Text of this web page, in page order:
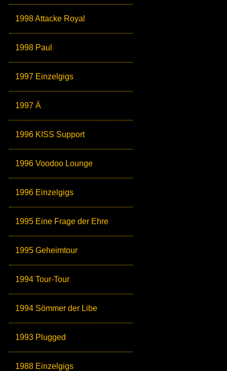
1998 Attacke Royal
1998 Paul
1997 Einzelgigs
1997 Ä
1996 KISS Support
1996 Voodoo Lounge
1996 Einzelgigs
1995 Eine Frage der Ehre
1995 Geheimtour
1994 Tour-Tour
1994 Sömmer der Libe
1993 Plugged
1988 Einzelgigs